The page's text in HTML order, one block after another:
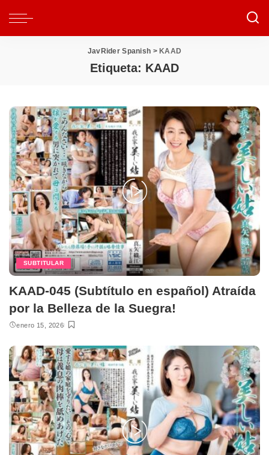
JavRider Spanish > KAAD
Etiqueta: KAAD
SUBTITULAR
KAAD-045 (Subtítulo en español) Atraída
por la Belleza de la Suegra!
enero 15, 2026